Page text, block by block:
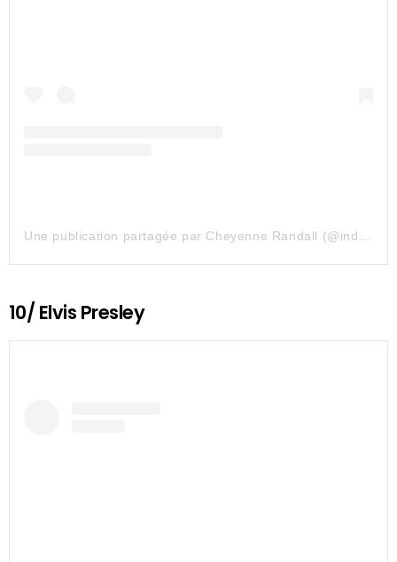
10/ Elvis Presley